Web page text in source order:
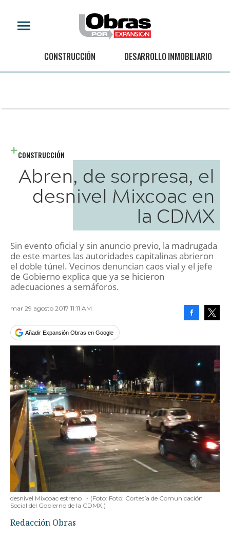
CONSTRUCCIÓN DESARROLLO INMOBILIARIO
CONSTRUCCIÓN
Abren, de sorpresa, el
desnivel Mixcoac en
la CDMX
Sin evento oficial y sin anuncio previo, la madrugada
de este martes las autoridades capitalinas abrieron
el doble túnel. Vecinos denuncian caos vial y el jefe
de Gobierno explica que ya se hicieron
adecuaciones a semáforos.
mar 29 agosto 2017 11:11 AM
Añadir Expansión Obras en Google
desnivel Mixcoac estreno - (Foto: Foto: Cortesía de Comunicación
Social del Gobierno de la CDMX.)
Redacción Obras